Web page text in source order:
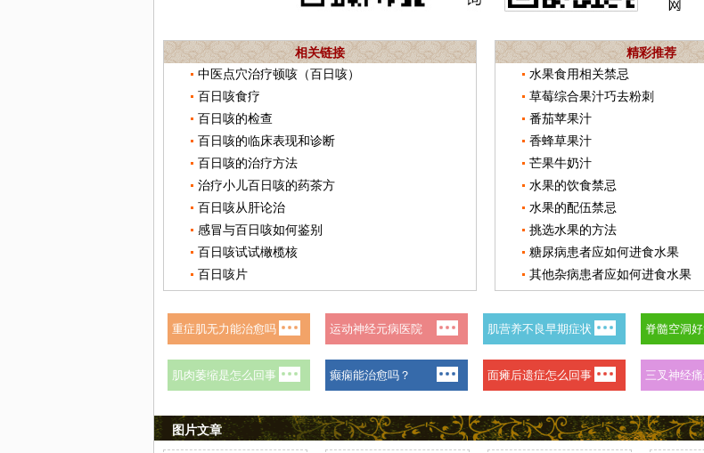
相关链接
中医点穴治疗顿咳（百日咳）
百日咳食疗
百日咳的检查
百日咳的临床表现和诊断
百日咳的治疗方法
治疗小儿百日咳的药茶方
百日咳从肝论治
感冒与百日咳如何鉴别
百日咳试试橄榄核
百日咳片
精彩推荐
水果食用相关禁忌
草莓综合果汁巧去粉刺
番茄苹果汁
香蜂草果汁
芒果牛奶汁
水果的饮食禁忌
水果的配伍禁忌
挑选水果的方法
糖尿病患者应如何进食水果
其他杂病患者应如何进食水果
图片文章